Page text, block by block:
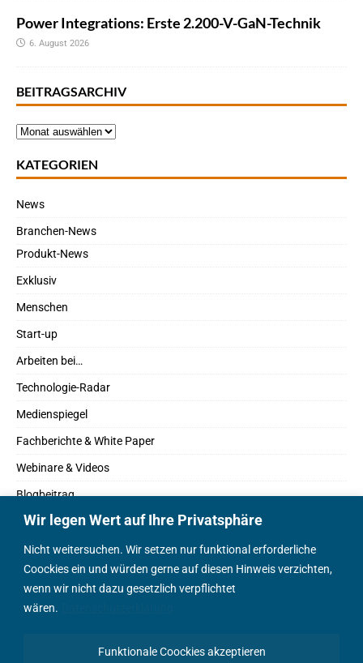
Wir legen Wert auf Ihre Privatsphäre
Nicht weitersuchen. Wir setzen nur funktional erforderliche
Coockies ein und würden gerne auf diesen Hinweis verzichten,
wenn wir nicht dazu gesetzlich verpflichtet
wären.
Funktionale Coockies akzeptieren
Power Integrations: Erste 2.200-V-GaN-Technik
6. August 2026
BEITRAGSARCHIV
KATEGORIEN
News
Branchen-News
Produkt-News
Exklusiv
Menschen
Start-up
Arbeiten bei…
Technologie-Radar
Medienspiegel
Fachberichte & White Paper
Webinare & Videos
Blogbeitrag
Fachbücher
Marktreport
Podcasts
Positionspapier
English Content